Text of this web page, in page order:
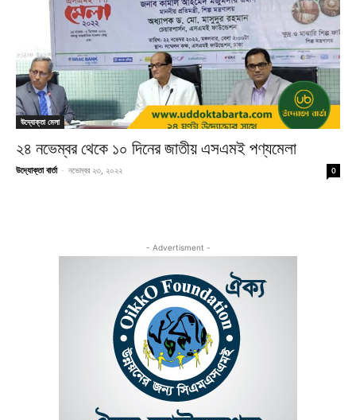
উদ্যোক্তা মেলা
২৪ নভেম্বর থেকে ১০ দিনের জাতীয় এসএমই পণ্যমেলা
উদ্যোক্তা বার্তা - নভেম্বর ২৩, ২০২২ 0
- Advertisment -